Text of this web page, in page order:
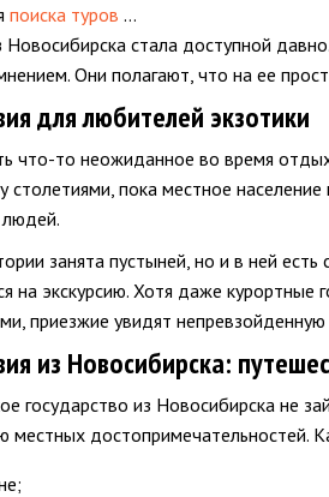
поиска туров …
Новосибирска стала доступной
Они полагают, что на ее
для любителей экзотики
что-то неожиданное во время
столетиями, пока местное
людей.
занята пустыней, но и в ней
на экскурсию. Хотя даже
приезжие увидят непревзойденную
из Новосибирска:
государство из Новосибирска не
местных достопримечательностей.